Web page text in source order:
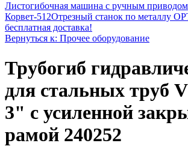
Листогибочная машина с ручным приводом
Корвет-512Отрезный станок по металлу
бесплатная доставка!
Вернуться к: Прочее оборудование
Трубогиб
для стальных труб
3" с усиленной
рамой 240252